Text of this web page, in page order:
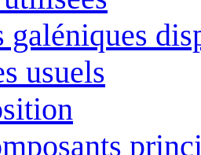
galéniques
usuels